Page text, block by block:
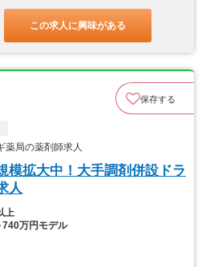
この求人に興味がある
保存する
局の薬剤師求人
模拡大中！大手調剤併設ドラ
人
上
740万円モデル